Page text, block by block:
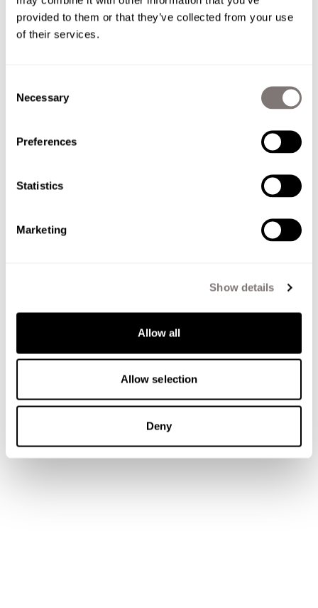
provided to them or that they’ve collected from your use
of their services.
Selection
Necessary
Preferences
Statistics
Marketing
Show details
Allow all
Allow selection
Deny
The low-rise Slim Fit 370, finished with
Découvrez le 370 - Slim fit